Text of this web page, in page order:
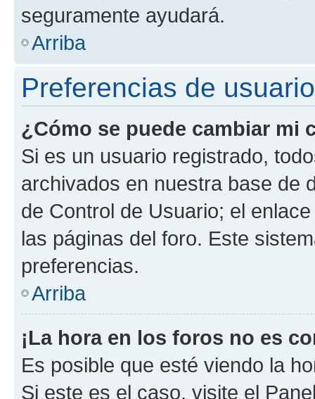
seguramente ayudará.
Arriba
Preferencias de
¿Cómo se puede cambiar mi
Si es un usuario registrado,
archivados en nuestra base de
de Control de Usuario; el
las páginas del foro. Este
preferencias.
Arriba
¡La hora en los foros no es
Es posible que esté viendo la
Si este es el caso, visite el